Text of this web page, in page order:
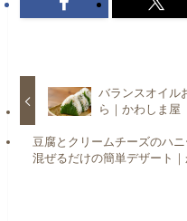
バランスオイル
ら｜かわしま屋
豆腐とクリームチーズのハ
混ぜるだけの簡単デザート